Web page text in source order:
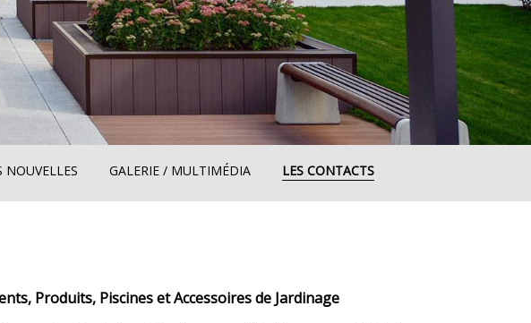
NOUVELLES GALERIE / MULTIMÉDIA LES CONTACTS
Produits, Piscines et Accessoires de Jardinage